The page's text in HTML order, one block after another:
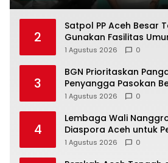
2
Satpol PP Aceh Besar
Gunakan Fasilitas
1 Agustus 2026 0
3
BGN Prioritaskan
Penyangga Pasokan
1 Agustus 2026 0
4
Lembaga Wali
Diaspora Aceh untuk
Helsinki dan UU 11/
1 Agustus 2026 0